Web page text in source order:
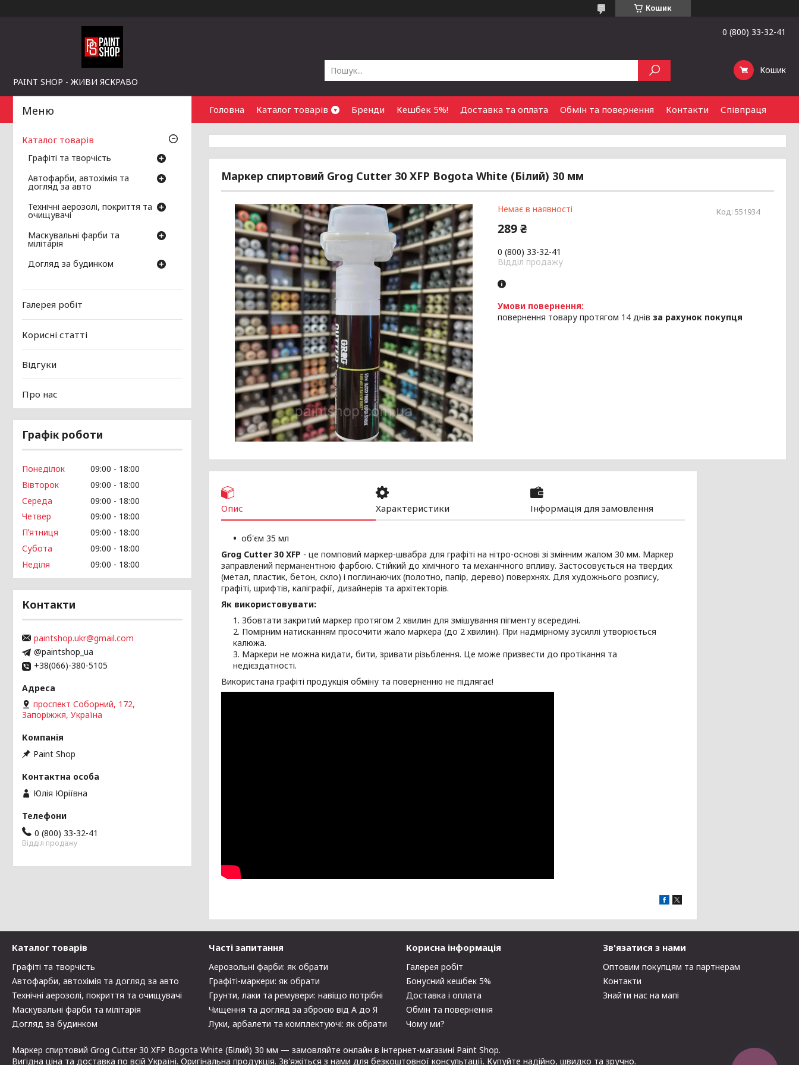
Кошик
PAINT SHOP - ЖИВИ ЯСКРАВО
0 (800) 33-32-41
Кошик
Головна Каталог товарів Бренди Кешбек 5%! Доставка та оплата Обмін та повернення Контакти Співпраця
Маркер спиртовий Grog Cutter 30 XFP Bogota White (Білий) 30 мм
Немає в наявності Код:551934
289 ₴
0 (800) 33-32-41
Відділ продажу
повернення товару протягом 14 днів за рахунок покупця
Опис Характеристики Інформація для замовлення
об'єм 35 мл
Grog Cutter 30 XFP - це помповий маркер-швабра для графіті на нітро-основі зі змінним жалом 30 мм. Маркер
заправлений перманентною фарбою. Стійкий до хімічного та механічного впливу. Застосовується на твердих
(метал, пластик, бетон, скло) і поглинаючих (полотно, папір, дерево) поверхнях. Для художнього розпису,
графіті, шрифтів, каліграфії, дизайнерів та архітекторів.
Як використовувати:
Збовтати закритий маркер протягом 2 хвилин для змішування пігменту всередині.
Помірним натисканням просочити жало маркера (до 2 хвилин). При надмірному зусиллі утворюється
калюжа.
Маркери не можна кидати, бити, зривати різьблення. Це може призвести до протікання та
недієздатності.
Використана графіті продукція обміну та поверненню не підлягає!
Каталог товарів
Графіті та творчість
Автофарби, автохімія та
догляд за авто
Технічні аерозолі, покриття та
очищувачі
Маскувальні фарби та
мілітарія
Догляд за будинком
Галерея робіт
Корисні статті
Відгуки
Про нас
Графік роботи
Понеділок 09:00
18:00
Вівторок
09:00
18:00
Середа
09:00
18:00
Четвер
09:00
18:00
Пʼятниця
09:00
18:00
Субота
09:00
18:00
Неділя
09:00 18:00
Контакти
paintshop.ukr@gmail.com
@paintshop_ua
+38(066)-380-5105
проспект Соборний, 172,
Запоріжжя, Україна
Paint Shop
Юлія Юріївна
0 (800) 33-32-41
Відділ продажу
Каталог товарів
Графіті та творчість
Автофарби, автохімія та догляд за авто
Технічні аерозолі, покриття та очищувачі
Маскувальні фарби та мілітарія
Догляд за будинком
Часті запитання
Аерозольні фарби: як обрати
Графіті-маркери: як обрати
Грунти, лаки та ремувери: навіщо потрібні
Чищення та догляд за зброєю від А до Я
Луки, арбалети та комплектуючі: як обрати
Корисна інформація
Галерея робіт
Бонусний кешбек 5%
Доставка і оплата
Обмін та повернення
Чому ми?
Зв'язатися з нами
Оптовим покупцям та партнерам
Контакти
Знайти нас на мапі
Маркер спиртовий Grog Cutter 30 XFP Bogota White (Білий) 30 мм — замовляйте онлайн в інтернет-магазині Paint Shop.
Вигідна ціна та доставка по всій Україні. Оригінальна продукція. Зв'яжіться з нами для безкоштовної консультації. Купуйте надійно, швидко та зручно.